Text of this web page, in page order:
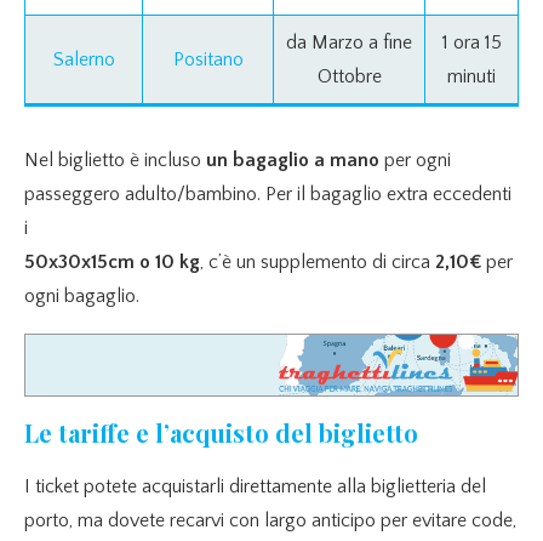
Salerno Positano
da Marzo a fine
Ottobre
1 ora 15
minuti
Nel biglietto è incluso un bagaglio a mano per ogni
passeggero adulto/bambino. Per il bagaglio extra eccedenti
i
50x30x15cm o 10 kg , c’è un supplemento di circa 2,10€ per
ogni bagaglio.
Le tariffe e l’acquisto del biglietto
I ticket potete acquistarli direttamente alla biglietteria del
porto, ma dovete recarvi con largo anticipo per evitare code,